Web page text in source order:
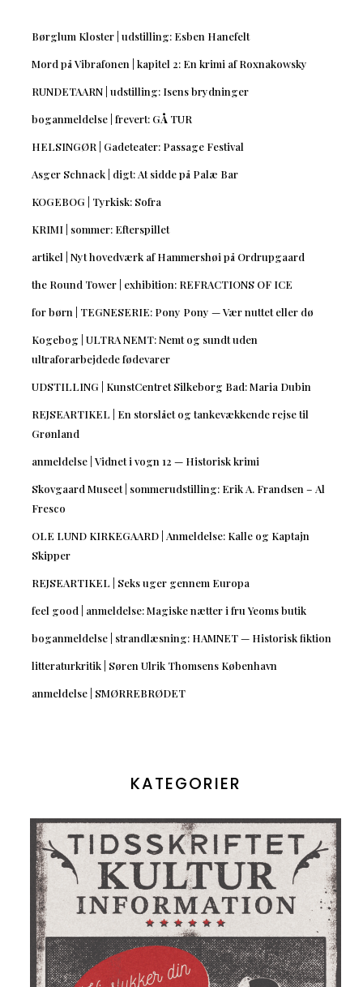
Børglum Kloster | udstilling: Esben Hanefelt
Mord på Vibrafonen | kapitel 2: En krimi af Roxnakowsky
RUNDETAARN | udstilling: Isens brydninger
boganmeldelse | frevert: GÅ TUR
HELSINGØR | Gadeteater: Passage Festival
Asger Schnack | digt: At sidde på Palæ Bar
KOGEBOG | Tyrkisk: Sofra
KRIMI | sommer: Efterspillet
artikel | Nyt hovedværk af Hammershøi på Ordrupgaard
the Round Tower | exhibition: REFRACTIONS OF ICE
for børn | TEGNESERIE: Pony Pony — Vær nuttet eller dø
Kogebog | ULTRA NEMT: Nemt og sundt uden
ultraforarbejdede fødevarer
UDSTILLING | KunstCentret Silkeborg Bad: Maria Dubin
REJSEARTIKEL | En storslået og tankevækkende rejse til
Grønland
anmeldelse | Vidnet i vogn 12 — Historisk krimi
Skovgaard Museet | sommerudstilling: Erik A. Frandsen – Al
Fresco
OLE LUND KIRKEGAARD | Anmeldelse: Kalle og Kaptajn
Skipper
REJSEARTIKEL | Seks uger gennem Europa
feel good | anmeldelse: Magiske nætter i fru Yeoms butik
boganmeldelse | strandlæsning: HAMNET — Historisk fiktion
litteraturkritik | Søren Ulrik Thomsens København
anmeldelse | SMØRREBRØDET
KATEGORIER